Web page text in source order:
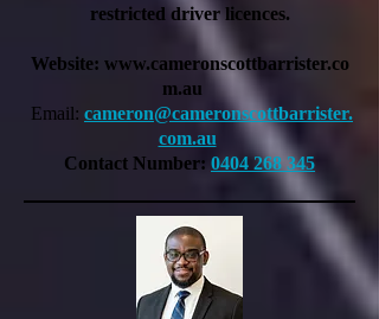
restricted driver licences.
Website: www.cameronscottbarrister.co
m.au
Email: cameron@cameronscottbarrister.
com.au
Contact Number: 0404 268 345